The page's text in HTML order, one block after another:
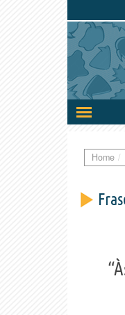
Ativar/
a
Home